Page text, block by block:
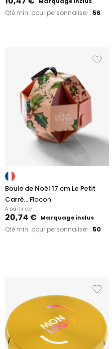
Qté min. pour personnaliser : 56
Boule de Noël 17 cm Le Petit
Carré...Flocon
À partir de
20,74 € Marquage inclus
Qté min. pour personnaliser : 50